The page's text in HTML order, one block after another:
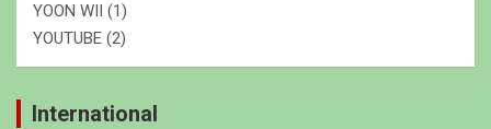
YOON WII (1)
YOUTUBE (2)
International